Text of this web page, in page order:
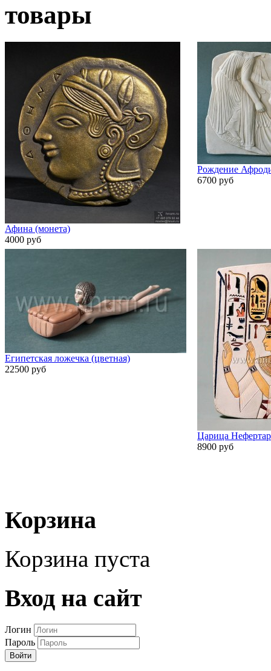
товары
Афина (монета)
4000 руб
Рождение
6700 руб
Египетская ложечка (цветная)
22500 руб
Царица
8900 руб
Корзина
Корзина пуста
Вход на сайт
Логин
Пароль
Войти